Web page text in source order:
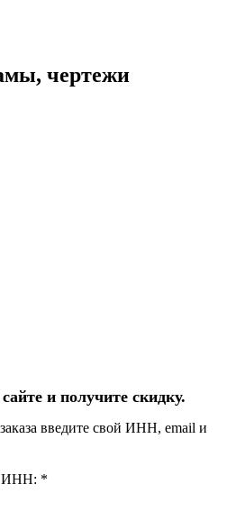
чертежи
и получите скидку.
введите свой ИНН, email и
ИНН: *